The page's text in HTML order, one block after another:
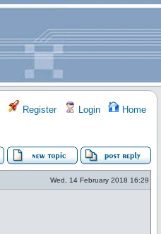
Register Login Home
Wed, 14 February 2018 16:29